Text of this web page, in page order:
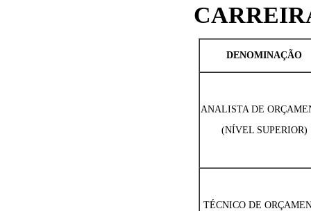
DENOMINAÇÃO
ANALISTA DE
(NÍVEL SUPERIOR)
TÉCNICO DE